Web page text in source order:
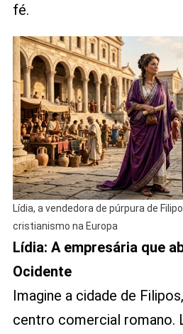
fé.
Lídia, a vendedora de púrpura de
cristianismo na Europa
Lídia: A empresária que
Ocidente
Imagine a cidade de
centro comercial romano.